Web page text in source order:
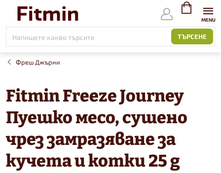
съдържанието
ТЪРСЕНЕ
ВИЖ
Фреш Джърни
Fitmin Freeze Journey
Пуешко месо, сушено
чрез замразяване за
кучета и котки 25 g